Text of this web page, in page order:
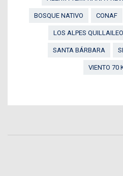
BOSQUE NATIVO CONAF
LOS ALPES QUILLAILEO
SANTA BÁRBARA
VIENTO 70